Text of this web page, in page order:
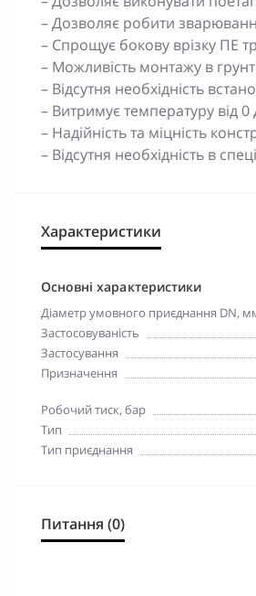
– Дозволяє робити
– Спрощує бокову врізку ПЕ
– Можливість монтажу в
– Відсутня необхідність
– Витримує температуру від 0
– Надійність та міцність
– Відсутня необхідність в
Характеристики
Основні характеристики
Діаметр умовного приєднання DN,
Застосовуваність
Застосування
Призначення
Робочий тиск, бар
Тип
Тип приєднання
Питання (0)